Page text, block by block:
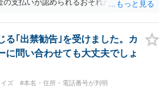
の支払いが認められるおそれがあると考え
る｢出禁勧告｣を受けました。カ
に問い合わせても大丈夫でしょ
ズ #本名・住所・電話番号が判明